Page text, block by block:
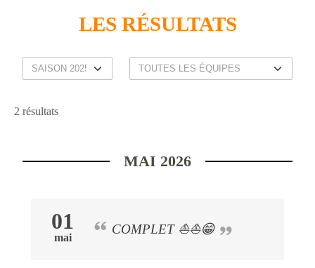
LES RÉSULTATS
2 résultats
MAI 2026
01
mai
COMPLET ⛵⛵😁